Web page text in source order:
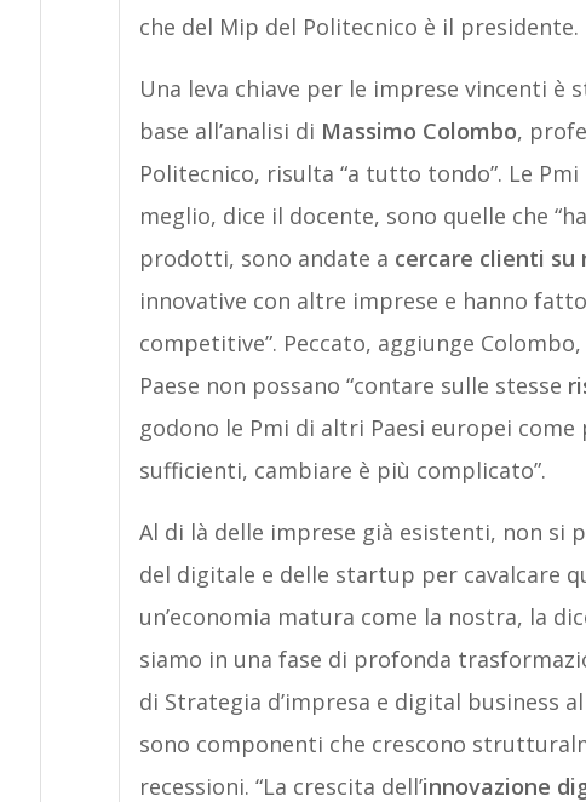
che del Mip del Politecnico è il presidente.
Una leva chiave per le imprese vincenti è
base all’analisi di Massimo Colombo,
Politecnico, risulta “a tutto tondo”. Le
meglio, dice il docente, sono quelle che
prodotti, sono andate a cercare clienti su
innovative con altre imprese e hanno
competitive”. Peccato, aggiunge
Paese non possano “contare sulle stesse
godono le Pmi di altri Paesi europei come
sufficienti, cambiare è più complicato”.
Al di là delle imprese già esistenti, non si
del digitale e delle startup per cavalcare
un’economia matura come la nostra, la
siamo in una fase di profonda
di Strategia d’impresa e digital business
sono componenti che crescono
recessioni. “La crescita dell’innovazione